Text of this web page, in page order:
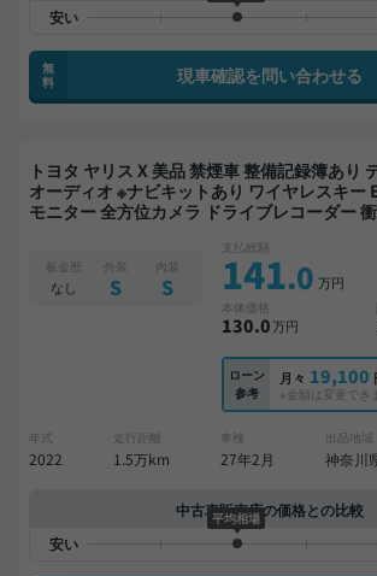
無
料
現車確認を問い合わせる
トヨタ ヤリス X 美品 禁煙車 整備記録簿あり ディスプレイ
オーディオ ※ナビキットあり ワイヤレスキー
モニター 全方位カメラ ドライブレコーダー
板金歴
なし
外装
S
内装
S
支払総額
141.0 万円
本体価格
130.0万円
ローン
参考
月々 19,100
※金額は変更でき
年式
2022
走行距離
1.5万km
車検
27年2月
出品地域
神奈川
中古車販売店の価格との比較
平均相場